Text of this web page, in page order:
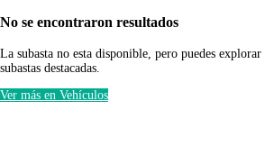
No se encontraron resultados
La subasta no esta disponible, pero puedes explorar
subastas destacadas.
Ver más en Vehículos